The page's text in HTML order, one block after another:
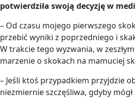
potwierdziła swoją decyzję w
– Od czasu mojego pierwszego
przebić wyniki z poprzedniego i
W trakcie tego wyzwania, w
marzenie o skokach na mamuciej
– Jeśli ktoś przypadkiem przyjdzie
niezmiernie szczęśliwa, gdyby